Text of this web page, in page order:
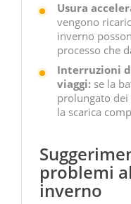
Usura
vengono
inverno
processo che
Interruzioni
viaggi: se la
prolungato
la scarica
problemi
inverno